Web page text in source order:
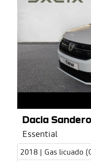
Dacia Sandero
Essential
2018 | Gas licuado